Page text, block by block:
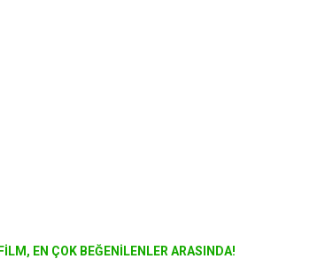
EN ÇOK BEĞENİLENLER ARASINDA!